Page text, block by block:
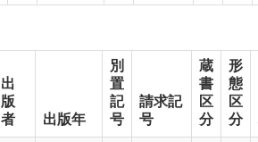
出
版
者
出版年
別
置
記
号
請求記
号
蔵
書
区
分
形
態
区
分